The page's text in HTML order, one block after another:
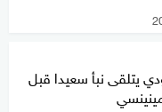
يتلقى نبأ سعيدا قبل